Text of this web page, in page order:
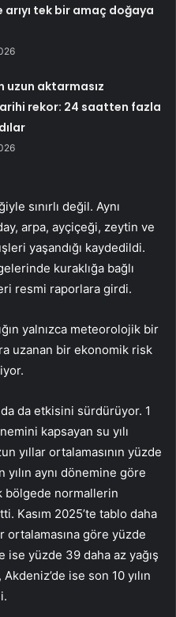
arıyı tek bir amaç doğaya
uzun aktarmasız
rekor: 24 saatten fazla
sınırlı değil. Aynı
arpa, ayçiçeği, zeytin ve
yaşandığı kaydedildi.
kuraklığa bağlı
resmi raporlara girdi.
yalnızca meteorolojik bir
uzanan bir ekonomik risk
da etkisini sürdürüyor. 1
kapsayan su yılı
yıllar ortalamasının yüzde
yılın aynı dönemine göre
bölgede normallerin
Kasım 2025’te tablo daha
ortalamasına göre yüzde
ise yüzde 39 daha az yağış
Akdeniz’de ise son 10 yılın